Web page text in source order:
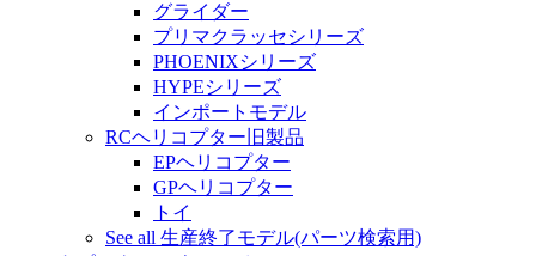
グライダー
プリマクラッセシリーズ
PHOENIXシリーズ
HYPEシリーズ
インポートモデル
RCヘリコプター旧製品
EPヘリコプター
GPヘリコプター
トイ
See all 生産終了モデル(パーツ検索用)